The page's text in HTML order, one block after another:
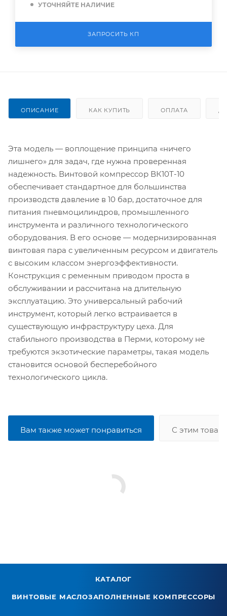
УТОЧНЯЙТЕ НАЛИЧИЕ
ЗАПРОСИТЬ КП
ОПИСАНИЕ КАК КУПИТЬ ОПЛАТА
Эта модель — воплощение принципа «ничего
лишнего» для задач, где нужна проверенная
надежность. Винтовой компрессор ВК10Т-10
обеспечивает стандартное для большинства
производств давление в 10 бар, достаточное для
питания пневмоцилиндров, промышленного
инструмента и различного технологического
оборудования. В его основе — модернизированная
винтовая пара с увеличенным ресурсом и двигатель
с высоким классом энергоэффективности.
Конструкция с ременным приводом проста в
обслуживании и рассчитана на длительную
эксплуатацию. Это универсальный рабочий
инструмент, который легко встраивается в
существующую инфраструктуру цеха. Для
стабильного производства в Перми, которому не
требуются экзотические параметры, такая модель
становится основой бесперебойного
технологического цикла.
Вам также может понравиться С этим
КАТАЛОГ
ВИНТОВЫЕ МАСЛОЗАПОЛНЕННЫЕ КОМПРЕССОРЫ